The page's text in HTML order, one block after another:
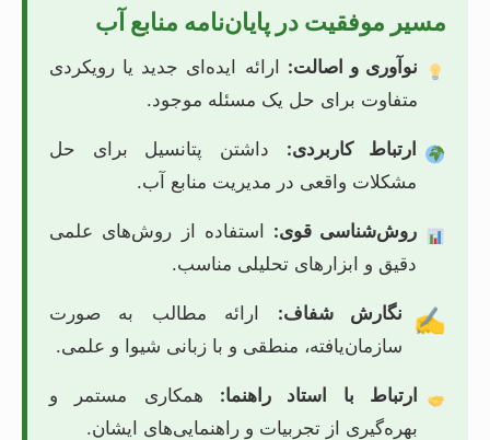
مسیر موفقیت در پایان‌نامه منابع آب
نوآوری و اصالت: ارائه ایده‌ای جدید یا رویکردی
متفاوت برای حل یک مسئله موجود.
ارتباط کاربردی: داشتن پتانسیل برای حل
مشکلات واقعی در مدیریت منابع آب.
روش‌شناسی قوی: استفاده از روش‌های علمی
دقیق و ابزارهای تحلیلی مناسب.
✍️ نگارش شفاف: ارائه مطالب به صورت
سازمان‌یافته، منطقی و با زبانی شیوا و علمی.
ارتباط با استاد راهنما: همکاری مستمر و
بهره‌گیری از تجربیات و راهنمایی‌های ایشان.